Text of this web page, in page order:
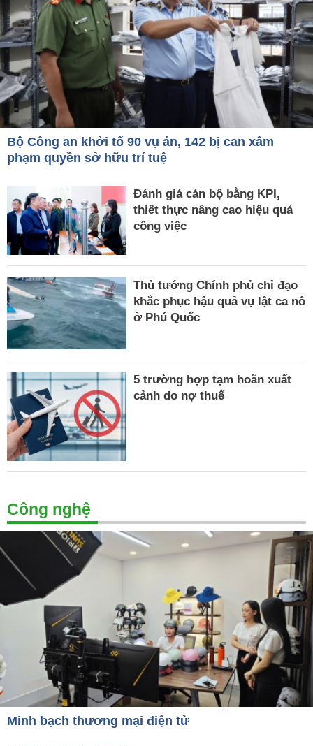
Bộ Công an khởi tố 90 vụ án, 142 bị can xâm
phạm quyền sở hữu trí tuệ
Đánh giá cán bộ bằng KPI,
thiết thực nâng cao hiệu quả
công việc
Thủ tướng Chính phủ chỉ đạo
khắc phục hậu quả vụ lật ca nô
ở Phú Quốc
5 trường hợp tạm hoãn xuất
cảnh do nợ thuế
Công nghệ
Minh bạch thương mại điện tử